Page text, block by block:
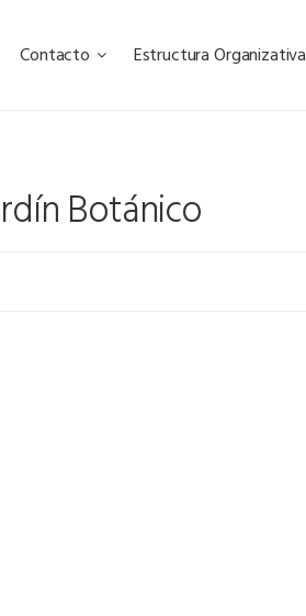
Contacto Estructura Organizativa
Botánico